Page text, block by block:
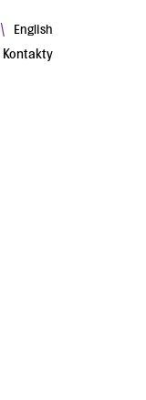
\ English
Kontakty